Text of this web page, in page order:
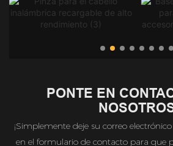
PONTE EN
¡Simplemente deje su correo
en el formulario de contacto para que